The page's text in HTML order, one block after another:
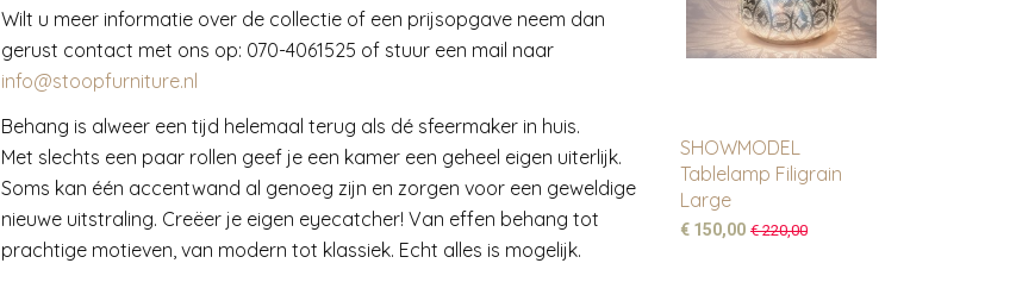
Wilt u meer informatie over de collectie of een prijsopgave neem dan
gerust contact met ons op: 070-4061525 of stuur een mail naar
info@stoopfurniture.nl
Behang is alweer een tijd helemaal terug als dé sfeermaker in huis.
Met slechts een paar rollen geef je een kamer een geheel eigen uiterlijk.
Soms kan één accentwand al genoeg zijn en zorgen voor een geweldige
nieuwe uitstraling. Creëer je eigen eyecatcher! Van effen behang tot
prachtige motieven, van modern tot klassiek. Echt alles is mogelijk.
SHOWMODEL
Tablelamp Filigrain
Large
€ 150,00 € 220,00